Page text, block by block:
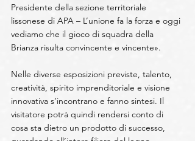
Presidente della sezione territoriale
lissonese di APA – L’unione fa la forza e oggi
vediamo che il gioco di squadra della
Brianza risulta convincente e vincente».
Nelle diverse esposizioni previste, talento,
creatività, spirito imprenditoriale e visione
innovativa s’incontrano e fanno sintesi. Il
visitatore potrà quindi rendersi conto di
cosa sta dietro un prodotto di successo,